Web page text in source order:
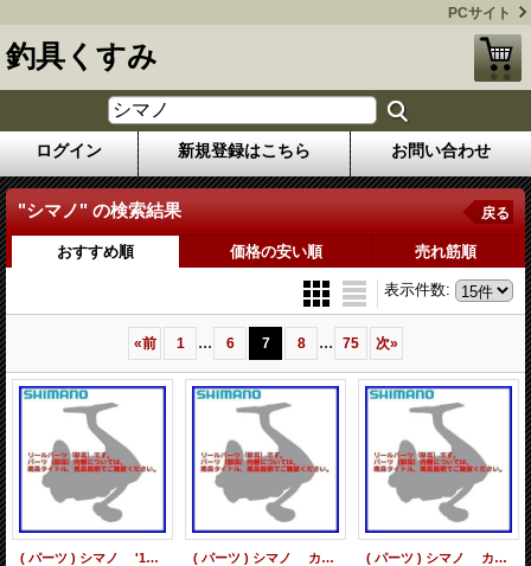
PCサイト
釣具くすみ
ログイン 新規登録はこちら お問い合わせ
"シマノ" の検索結果 戻る
おすすめ順 価格の安い順 売れ筋順
表示件数:
«前 1 ... 6 7 8 ... 75 次»
( パーツ ) シマノ '12 ヴァンキッシュ 2000S スプール組 *105 12VQ2000S *6
( パーツ ) シマノ カシータスMGL 101 *105 スプール組 16CASMGL100 SPL ASSY
( パーツ ) シマノ カシータスMGL 100HG *105 スプール組 16CASMGL100 SPL ASSY